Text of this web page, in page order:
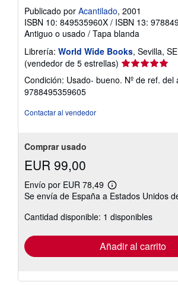
Publicado por Acantilado, 2001
ISBN 10: 849535960X / ISBN 13:
Antiguo o usado / Tapa blanda
Librería: World Wide Books, Sevilla,
(vendedor de 5 estrellas) Calificación
del
vendedor:
Condición: Usado- bueno. Nº de ref. del
9788495359605
Contactar al vendedor
Comprar usado
EUR 99,00
Envío por EUR 78,49
Más
información
las
tarifas
envío
Se envía de España a Estados Unidos
Cantidad disponible: 1 disponibles
Añadir al carrito